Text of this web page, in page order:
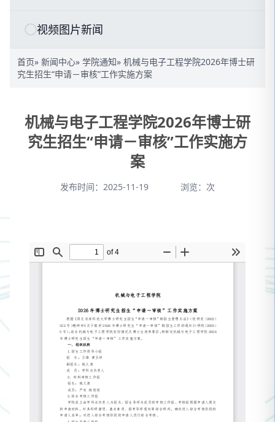
视频图片新闻
首页» 新闻中心» 学院通知» 机械与电子工程学院2026年博士研
究生招生“申请－审核”工作实施方案
机械与电子工程学院2026年博士研
究生招生“申请－审核”工作实施方
案
发布时间：2025-11-19 浏览： 次